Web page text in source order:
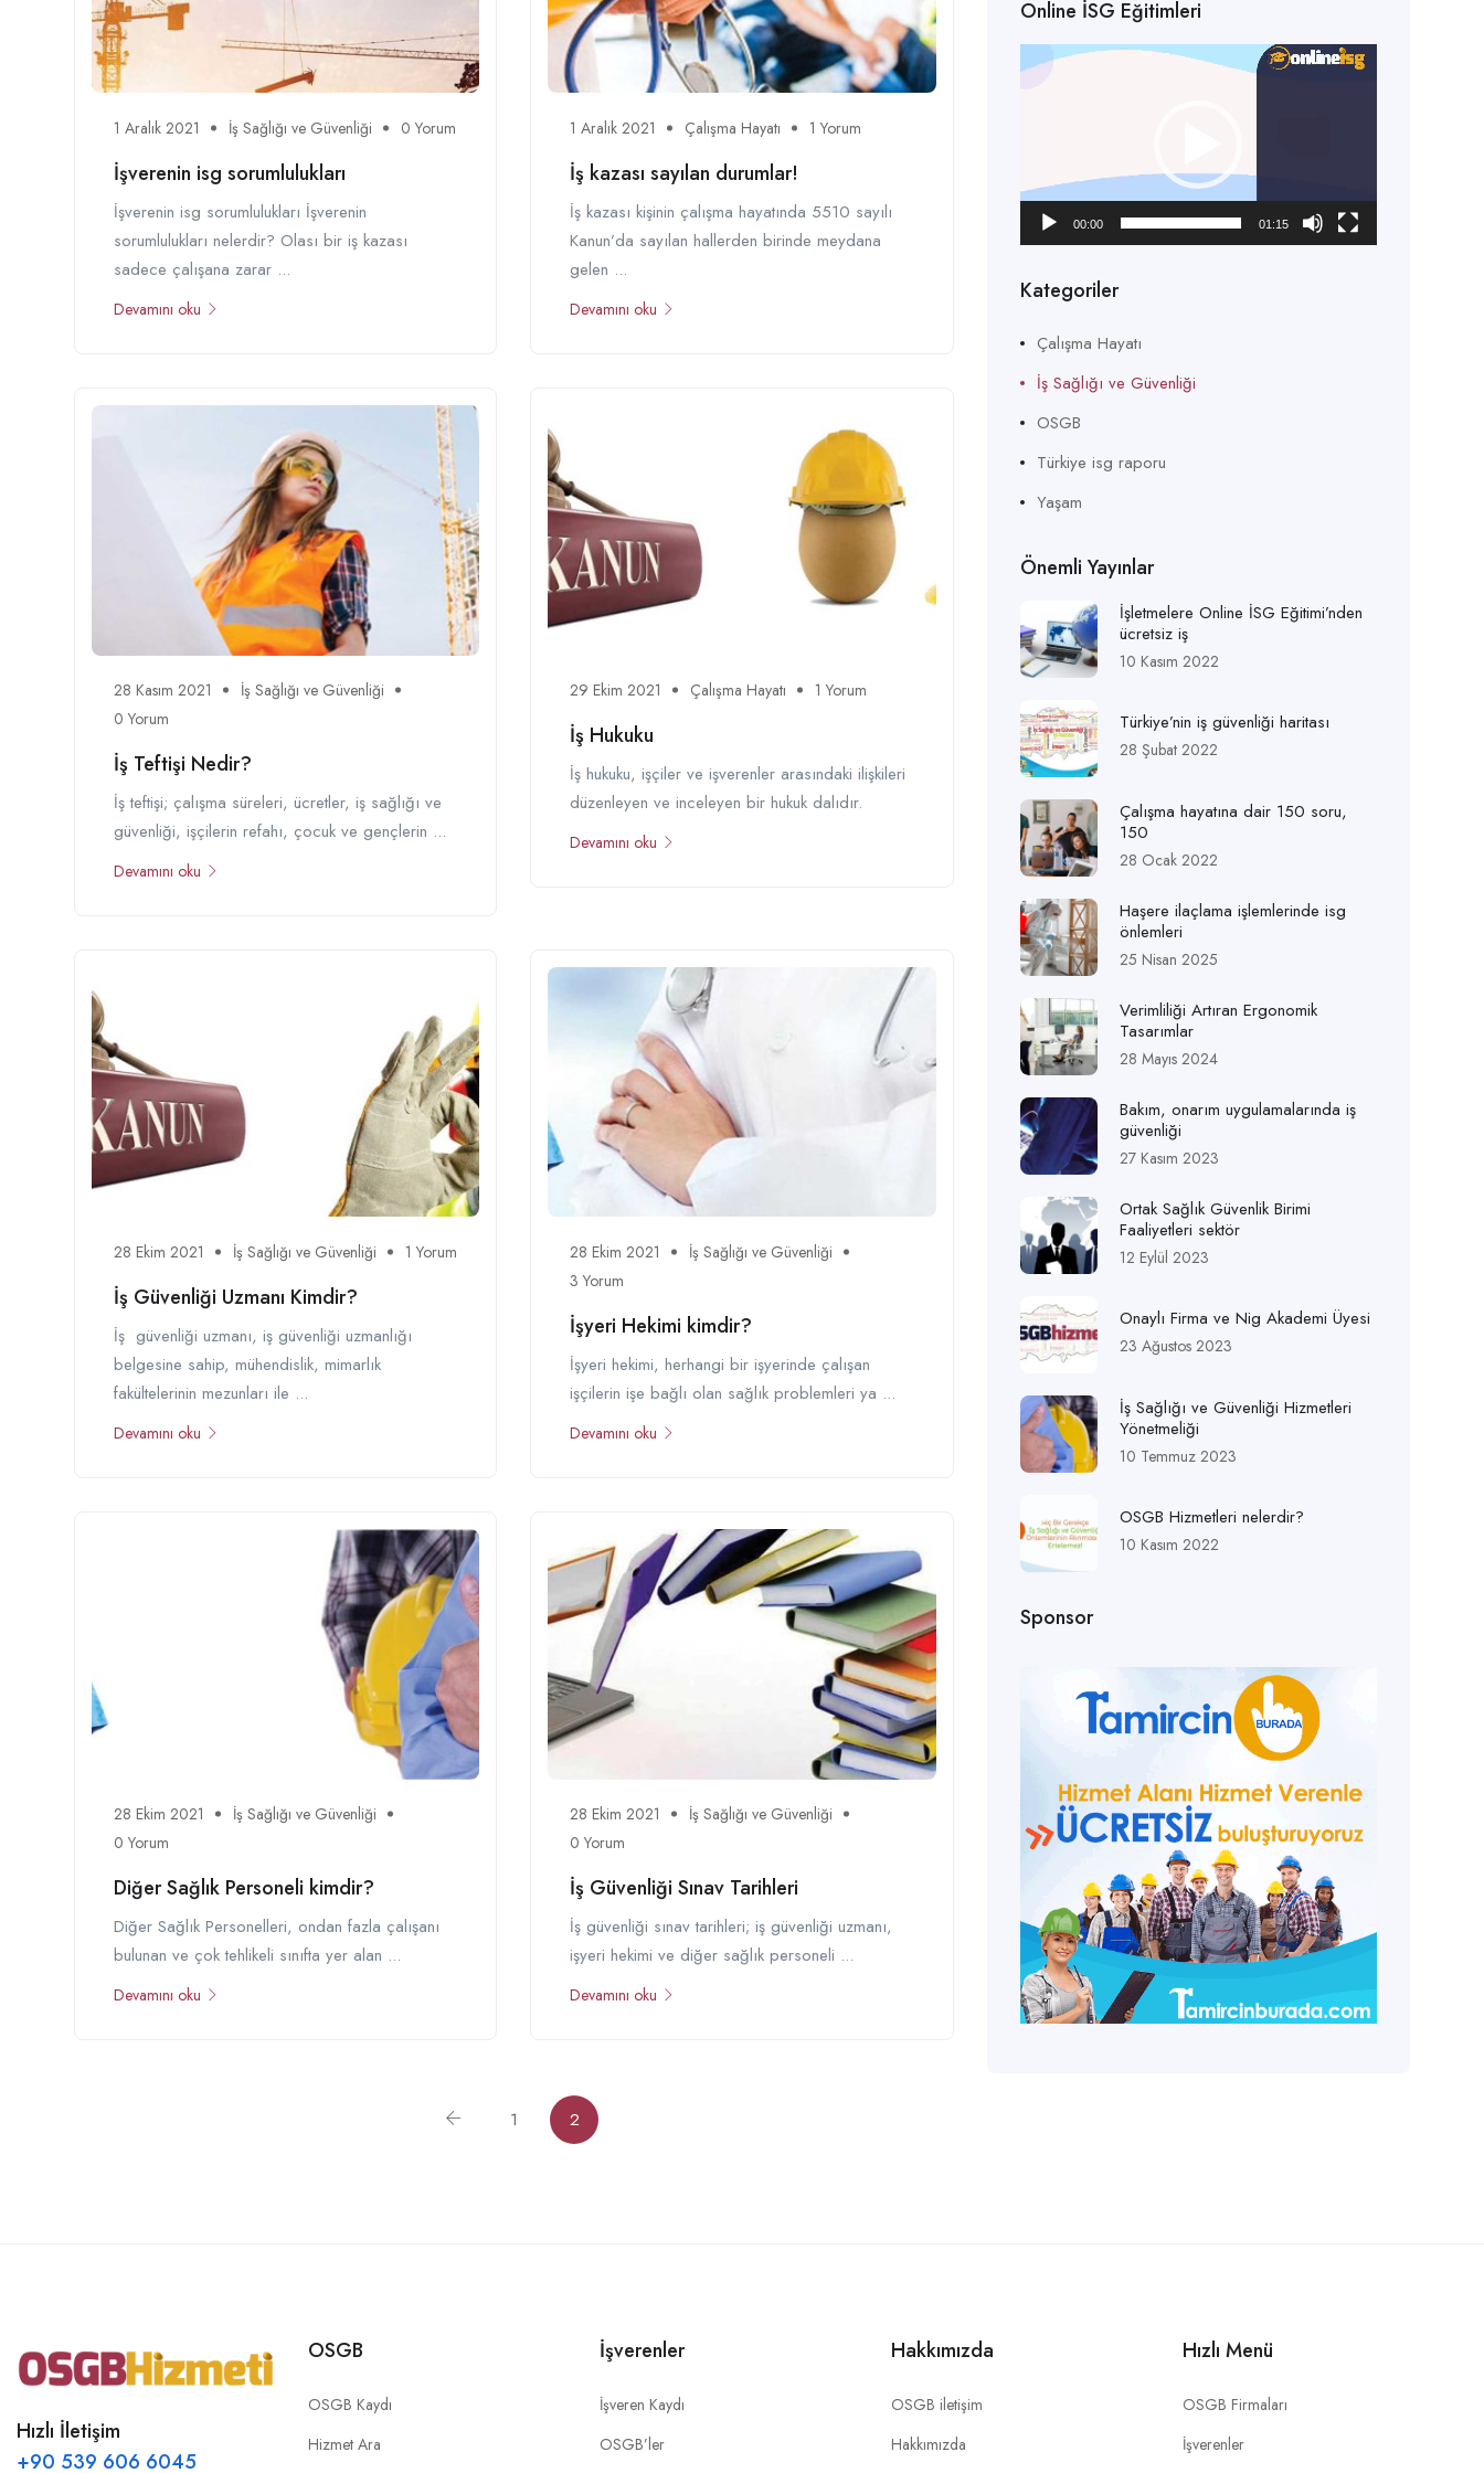
1 Aralık 2021 İş Sağlığı ve Güvenliği 0 Yorum
İşverenin isg sorumlulukları
İşverenin isg sorumlulukları İşverenin
sorumlulukları nelerdir? Olası bir iş kazası
sadece çalışana zarar ...
Devamını oku
1 Aralık 2021 Çalışma Hayatı 1 Yorum
İş kazası sayılan durumlar!
İş kazası kişinin çalışma hayatında 5510 sayılı
Kanun’da sayılan hallerden birinde meydana
gelen ...
Devamını oku
28 Kasım 2021
İş Sağlığı ve Güvenliği
0 Yorum
İş Teftişi Nedir?
İş teftişi; çalışma süreleri, ücretler, iş sağlığı ve
güvenliği, işçilerin refahı, çocuk ve gençlerin ...
Devamını oku
29 Ekim 2021 Çalışma Hayatı 1 Yorum
İş Hukuku
İş hukuku, işçiler ve işverenler arasındaki ilişkileri
düzenleyen ve inceleyen bir hukuk dalıdır.
Devamını oku
28 Ekim 2021 İş Sağlığı ve Güvenliği 1 Yorum
İş Güvenliği Uzmanı Kimdir?
İş güvenliği uzmanı, iş güvenliği uzmanlığı
belgesine sahip, mühendislik, mimarlık
fakültelerinin mezunları ile ...
Devamını oku
28 Ekim 2021
İş Sağlığı ve Güvenliği
3 Yorum
İşyeri Hekimi kimdir?
İşyeri hekimi, herhangi bir işyerinde çalışan
işçilerin işe bağlı olan sağlık problemleri ya ...
Devamını oku
28 Ekim 2021
İş Sağlığı ve Güvenliği
0 Yorum
Diğer Sağlık Personeli kimdir?
Diğer Sağlık Personelleri, ondan fazla çalışanı
bulunan ve çok tehlikeli sınıfta yer alan ...
Devamını oku
28 Ekim 2021
İş Sağlığı ve Güvenliği
0 Yorum
İş Güvenliği Sınav Tarihleri
İş güvenliği sınav tarihleri; iş güvenliği uzmanı,
işyeri hekimi ve diğer sağlık personeli ...
Devamını oku
1 2
Online İSG Eğitimleri
Video
00:00 01:15
Kategoriler
Çalışma Hayatı
İş Sağlığı ve Güvenliği
OSGB
Türkiye isg raporu
Yaşam
Önemli Yayınlar
İşletmelere Online İSG Eğitimi’nden
ücretsiz iş
10 Kasım 2022
Türkiye’nin iş güvenliği haritası
28 Şubat 2022
Çalışma hayatına dair 150 soru,
150
28 Ocak 2022
Haşere ilaçlama işlemlerinde isg
önlemleri
25 Nisan 2025
Verimliliği Artıran Ergonomik
Tasarımlar
28 Mayıs 2024
Bakım, onarım uygulamalarında iş
güvenliği
27 Kasım 2023
Ortak Sağlık Güvenlik Birimi
Faaliyetleri sektör
12 Eylül 2023
Onaylı Firma ve Nig Akademi Üyesi
23 Ağustos 2023
İş Sağlığı ve Güvenliği Hizmetleri
Yönetmeliği
10 Temmuz 2023
OSGB Hizmetleri nelerdir?
10 Kasım 2022
Sponsor
Hızlı İletişim
+90 539 606 6045
OSGB
OSGB Kaydı
Hizmet Ara
İşverenler
İşveren Kaydı
OSGB’ler
Hakkımızda
OSGB iletişim
Hakkımızda
Hızlı Menü
OSGB Firmaları
İşverenler